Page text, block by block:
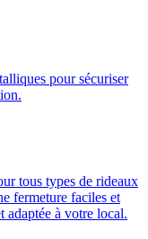
pour sécuriser
tous types de rideaux
fermeture faciles et
adaptée à votre local.